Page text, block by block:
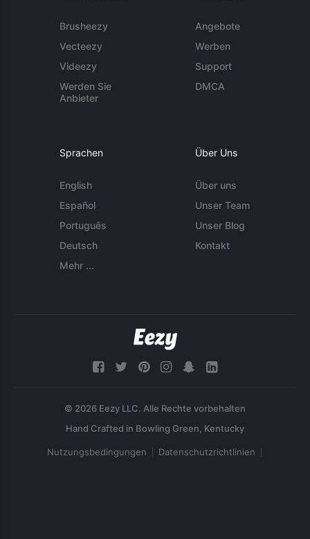
Brusheezy
Vecteezy
Videezy
Werden Sie
Anbieter
Angebote
Werben
Support
DMCA
Sprachen
English
Español
Português
Deutsch
Mehr ...
Über Uns
Über uns
Unser Team
Unser Blog
Kontakt
© 2026 Eezy LLC. Alle Rechte vorbehalten
Nutzungsbedingungen Datenschutzrichtlinien